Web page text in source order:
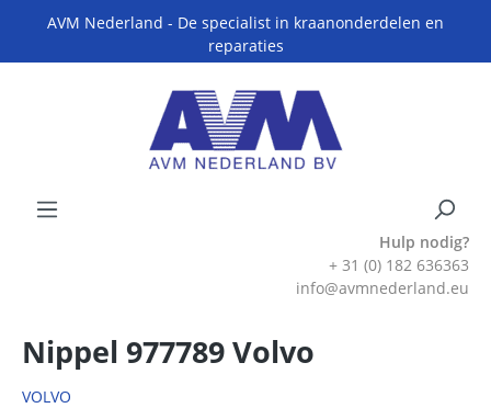
AVM Nederland - De specialist in kraanonderdelen en
reparaties
Hulp nodig?
+ 31 (0) 182 636363
info@avmnederland.eu
Nippel 977789 Volvo
VOLVO